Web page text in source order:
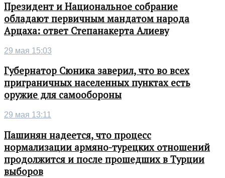
Президент и Национальное собрание
обладают первичным мандатом народа
Арцаха: ответ Степанакерта Алиеву
29 мая 15:03
Губернатор Сюника заверил, что во всех
приграничных населенных пунктах есть
оружие для самообороны
29 мая 13:11
Пашинян надеется, что процесс
нормализации армяно-турецких отношений
продолжится и после прошедших в Турции
выборов